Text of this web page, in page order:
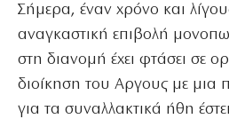
Σήμερα, έναν χρόνο και
αναγκαστική επιβολή
στη διανομή έχει φτάσει σε
διοίκηση του Αργους με μια
για τα συναλλακτικά ήθη